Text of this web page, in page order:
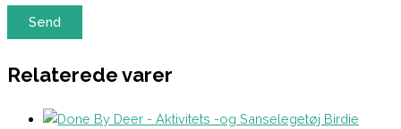
Relaterede varer